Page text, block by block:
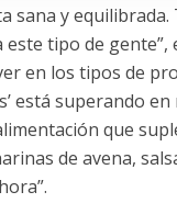
sana y equilibrada.
tipo de gente”,
en los tipos de
está superando
que
de avena,